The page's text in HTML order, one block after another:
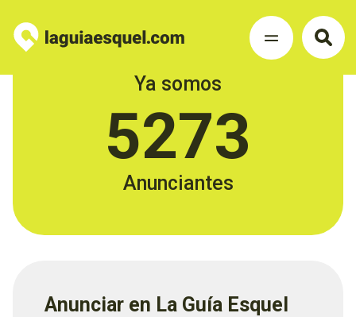
Ya somos
5273
Anunciantes
Anunciar en La Guía Esquel